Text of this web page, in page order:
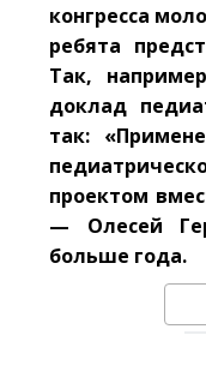
конгресса
ребята
Так,
доклад
так:
проектом
— Олесей
больше года.